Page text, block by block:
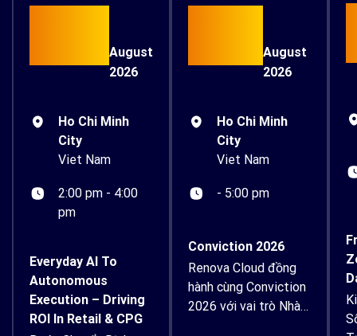
August
2026
Ho Chi Minh
City
Viet Nam
2:00 pm - 4:00
pm
Everyday AI To
Autonomous
Execution – Driving
ROI In Retail & CPG
August
2026
Ho Chi Minh
City
Viet Nam
- 5:00 pm
Conviction 2026
Renova Cloud đồng
hành cùng Conviction
2026 với vai trò Nhà